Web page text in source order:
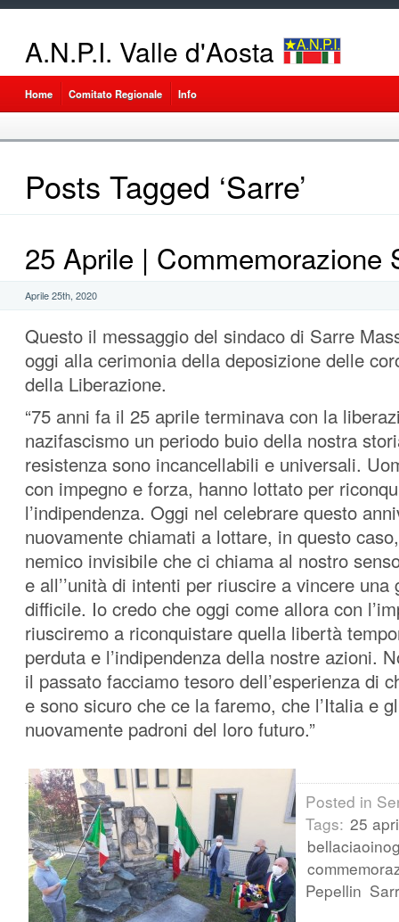
A.N.P.I. Valle d'Aosta
Home Comitato Regionale Info
Posts Tagged ‘Sarre’
25 Aprile | Commemorazione
Aprile 25th, 2020
Questo il messaggio del sindaco di Sarre
oggi alla cerimonia della deposizione delle
della Liberazione.
“75 anni fa il 25 aprile terminava con la
nazifascismo un periodo buio della nostra
resistenza sono incancellabili e universali.
con impegno e forza, hanno lottato per
l’indipendenza. Oggi nel celebrare questo
nuovamente chiamati a lottare, in questo
nemico invisibile che ci chiama al nostro
e all’’unità di intenti per riuscire a vincere
difficile. Io credo che oggi come allora con
riusciremo a riconquistare quella libertà
perduta e l’indipendenza della nostre azioni.
il passato facciamo tesoro dell’esperienza di
e sono sicuro che ce la faremo, che l’Italia e
nuovamente padroni del loro futuro.”
Posted in
Tags: 25
Pepellin